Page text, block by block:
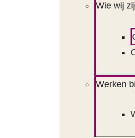
Wie wij
Werken